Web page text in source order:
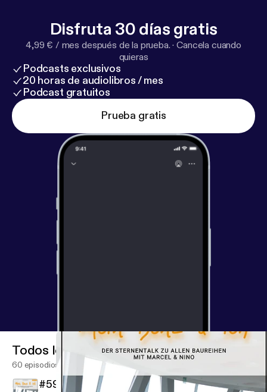
Disfruta 30 días gratis
4,99 € / mes después de la prueba. ·Cancela cuando
quieras
Podcasts exclusivos
20 horas de audiolibros / mes
Podcast gratuitos
Prueba gratis
Todos los episodios
60 episodios
#59 - Vom Daily Driver zum Profi (134A)